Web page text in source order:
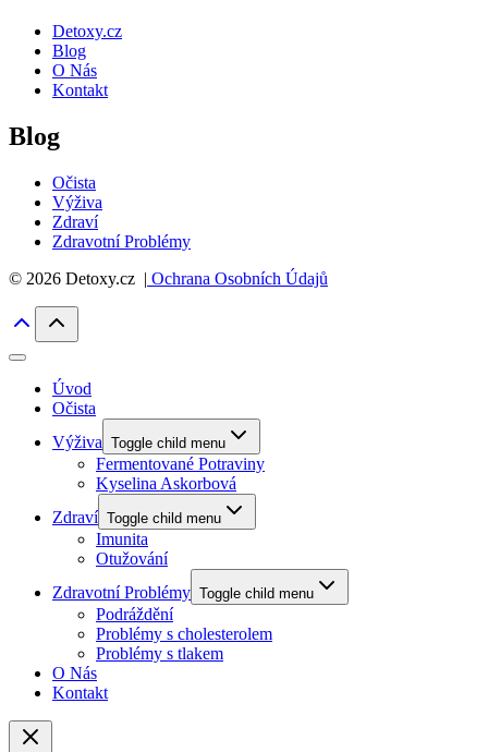
Detoxy.cz
Blog
O Nás
Kontakt
Blog
Očista
Výživa
Zdraví
Zdravotní Problémy
© 2026 Detoxy.cz | Ochrana Osobních Údajů
Úvod
Očista
Výživa Toggle child menu
Fermentované Potraviny
Kyselina Askorbová
Zdraví Toggle child menu
Imunita
Otužování
Zdravotní Problémy Toggle child menu
Podráždění
Problémy s cholesterolem
Problémy s tlakem
O Nás
Kontakt